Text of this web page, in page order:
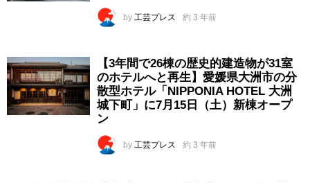
by 工芸プレス 約 3 年前
【3年間で26棟の歴史的建造物が31室
のホテルへと再生】愛媛県大洲市の分
散型ホテル「NIPPONIA HOTEL 大洲
城下町」に7月15日（土）新棟オープ
ン
by 工芸プレス 約 3 年前